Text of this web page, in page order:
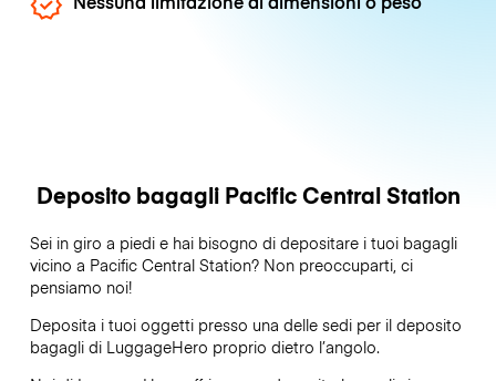
Deposito bagagli Pacific Central Station
Sei in giro a piedi e hai bisogno di depositare i tuoi bagagli
vicino a Pacific Central Station? Non preoccuparti, ci
pensiamo noi!
Deposita i tuoi oggetti presso una delle sedi per il deposito
bagagli di LuggageHero proprio dietro l’angolo.